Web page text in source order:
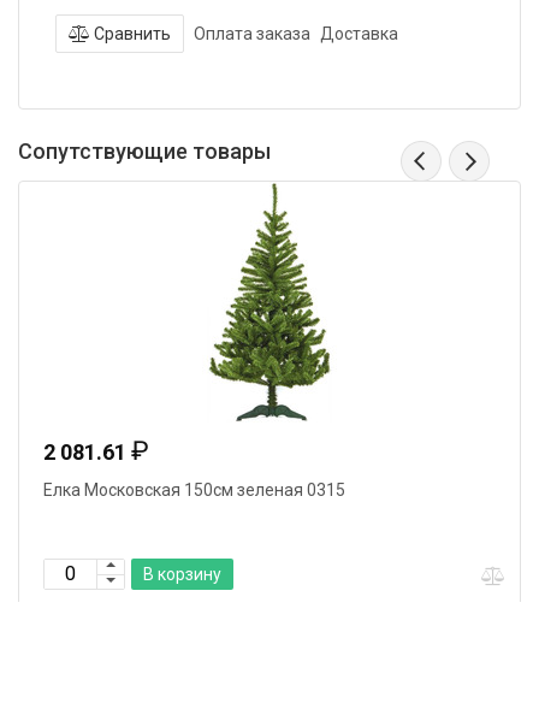
Сравнить Оплата заказа Доставка
Сопутствующие товары
2 081.61 ₽
Елка Московская 150см зеленая 0315
В корзину